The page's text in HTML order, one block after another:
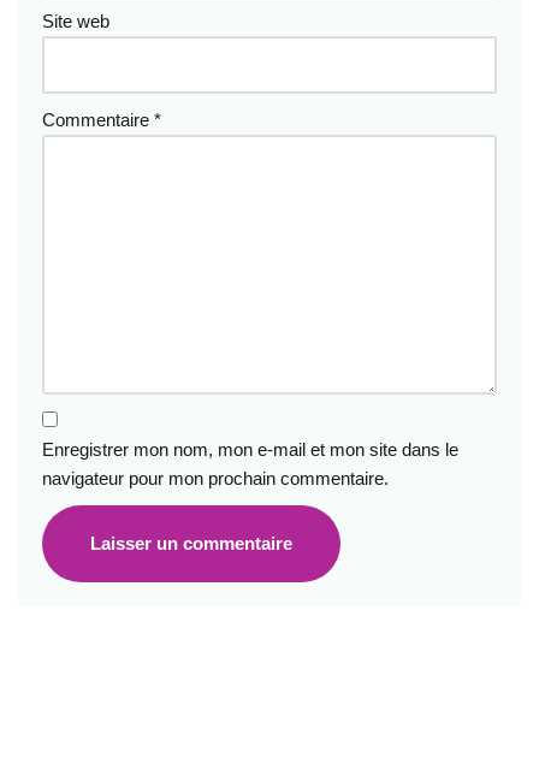
Site web
Commentaire *
Enregistrer mon nom, mon e-mail et mon site dans le
navigateur pour mon prochain commentaire.